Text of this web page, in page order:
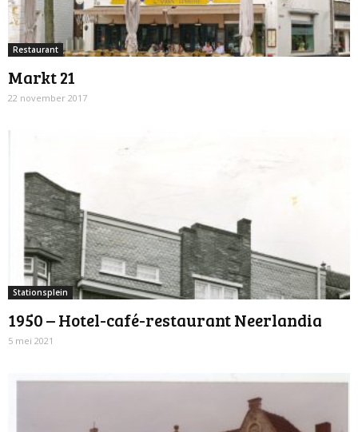
Restaurant
Markt 21
22 november 2017
Stationsplein
1950 – Hotel-café-restaurant Neerlandia
5 mei 2021